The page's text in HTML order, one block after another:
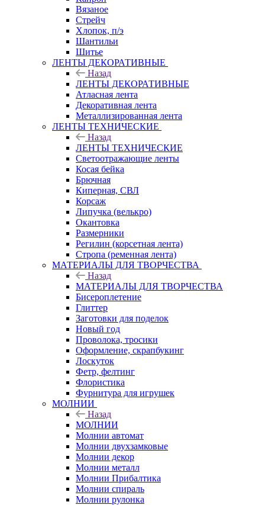
Вязаное
Стрейч
Хлопок, п/э
Шантильи
Шитье
ЛЕНТЫ ДЕКОРАТИВНЫЕ
Назад
ЛЕНТЫ ДЕКОРАТИВНЫЕ
Атласная лента
Декоративная лента
Металлизированная лента
ЛЕНТЫ ТЕХНИЧЕСКИЕ
Назад
ЛЕНТЫ ТЕХНИЧЕСКИЕ
Светоотражающие ленты
Косая бейка
Брючная
Киперная, СВЛ
Корсаж
Липучка (велькро)
Окантовка
Размерники
Регилин (корсетная лента)
Стропа (ременная лента)
МАТЕРИАЛЫ ДЛЯ ТВОРЧЕСТВА
Назад
МАТЕРИАЛЫ ДЛЯ ТВОРЧЕСТВА
Бисероплетение
Глиттер
Заготовки для поделок
Новый год
Проволока, тросики
Оформление, скрапбукинг
Лоскуток
Фетр, фелтинг
Флористика
Фурнитура для игрушек
МОЛНИИ
Назад
МОЛНИИ
Молнии автомат
Молнии двухзамковые
Молнии декор
Молнии металл
Молнии Прибалтика
Молнии спираль
Молнии рулонка